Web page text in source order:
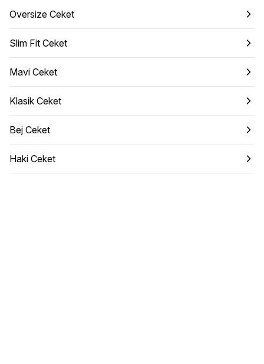
Oversize Ceket
Slim Fit Ceket
Mavi Ceket
Klasik Ceket
Bej Ceket
Haki Ceket